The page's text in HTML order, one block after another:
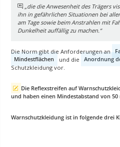
„die die Anwesenheit des Trägers
ihn in gefährlichen Situationen bei
am Tage sowie beim Anstrahlen mit
Dunkelheit auffällig zu machen.“
Die Norm gibt die Anforderungen an
Mindestflächen
und die Anordnung
Schutzkleidung vor.
Die Reflexstreifen auf
und haben einen Mindestabstand von
Warnschutzkleidung ist in folgende drei